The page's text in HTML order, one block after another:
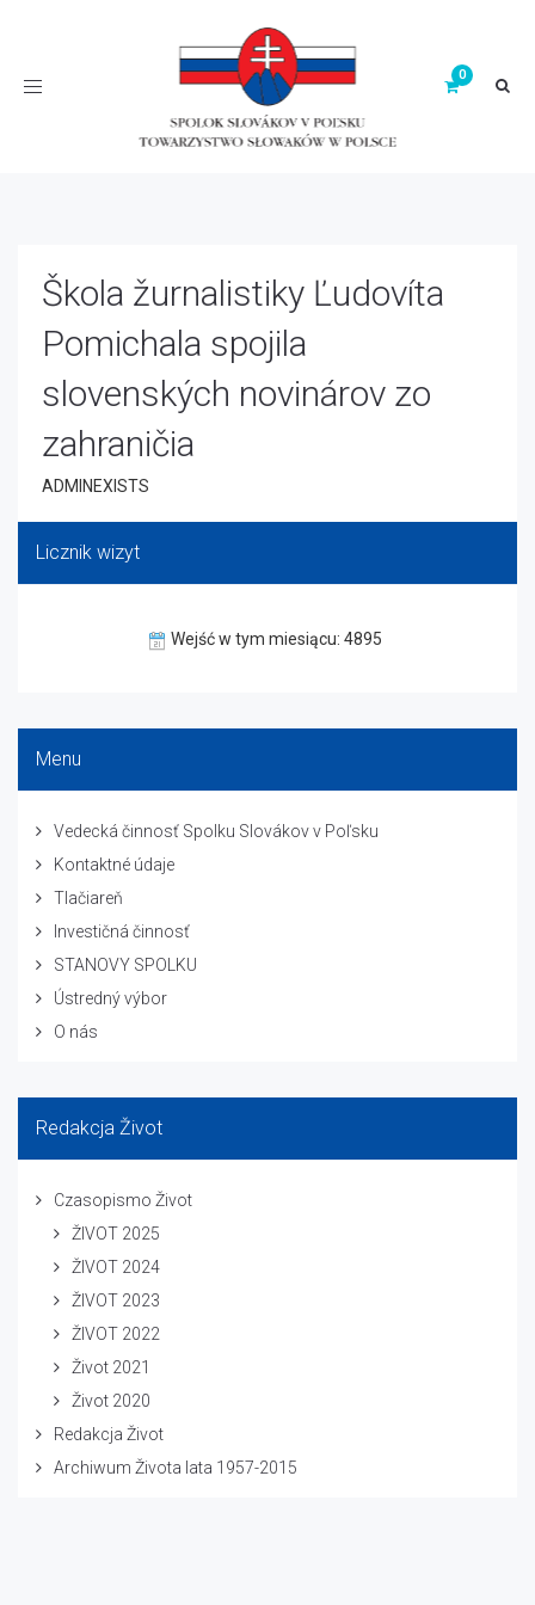
Toggle
Škola žurnalistiky Ľudovíta
Pomichala spojila
slovenských novinárov zo
zahraničia
ADMINEXISTS
Licznik wizyt
Wejść w tym miesiącu: 4895
Menu
Vedecká činnosť Spolku Slovákov v Poľsku
Kontaktné údaje
Tlačiareň
Investičná činnosť
STANOVY SPOLKU
Ústredný výbor
O nás
Redakcja Život
Czasopismo Život
ŽIVOT 2025
ŽIVOT 2024
ŽIVOT 2023
ŽIVOT 2022
Život 2021
Život 2020
Redakcja Život
Archiwum Života lata 1957-2015